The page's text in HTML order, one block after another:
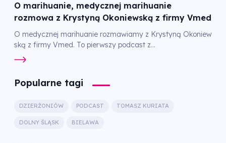
O marihuanie, medycznej marihuanie
rozmowa z Krystyną Okoniewską z firmy Vmed
O medycznej marihuanie rozmawiamy z Krystyną Okoniew
ską z firmy Vmed. To pierwszy podcast z...
Popularne tagi
DZIERŻONIÓW PODCAST TOMASZ KURIATA
DOLNY ŚLĄSK BIELAWA